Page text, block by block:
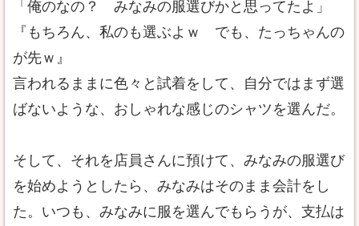
「俺のなの？ みなみの服選びかと思ってたよ」
『もちろん、私のも選ぶよｗ でも、たっちゃんの
が先ｗ』
言われるままに色々と試着をして、自分ではまず選
ばないような、おしゃれな感じのシャツを選んだ。
そして、それを店員さんに預けて、みなみの服選び
を始めようとしたら、みなみはそのまま会計をし
た。いつも、みなみに服を選んでもらうが、支払は